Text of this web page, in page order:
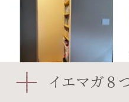
イエマガ８